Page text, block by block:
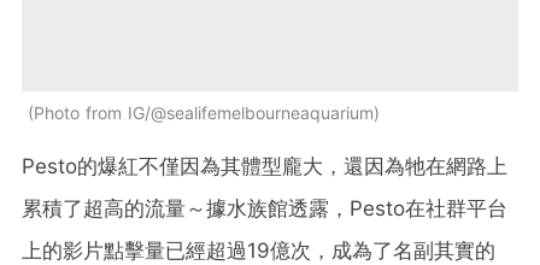
Photo from IG/@sealifemelbourneaquarium
Pesto的爆紅不僅因為其體型龐大，還因為牠在網路上
累積了超高的流量～據水族館透露，Pesto在社群平台
上的影片點擊量已經超過19億次，成為了名副其實的